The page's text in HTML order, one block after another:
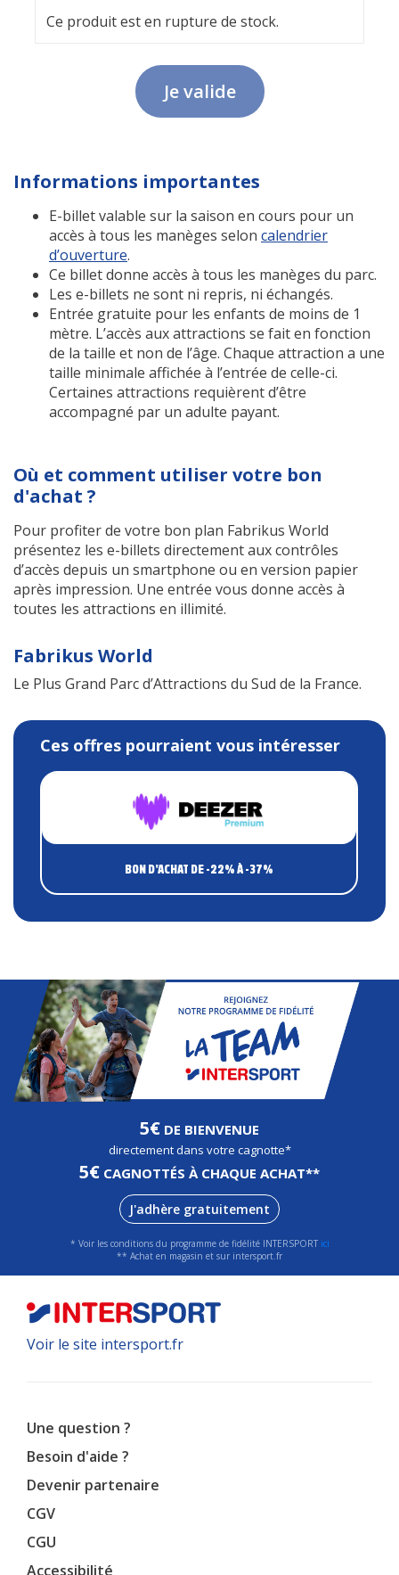
Ce produit est en rupture de stock.
Je valide
Informations importantes
E-billet valable sur la saison en cours pour un
accès à tous les manèges selon calendrier
d’ouverture.
Ce billet donne accès à tous les manèges du parc.
Les e-billets ne sont ni repris, ni échangés.
Entrée gratuite pour les enfants de moins de 1
mètre. L’accès aux attractions se fait en fonction
de la taille et non de l’âge. Chaque attraction a une
taille minimale affichée à l’entrée de celle-ci.
Certaines attractions requièrent d’être
accompagné par un adulte payant.
Où et comment utiliser votre bon
d'achat ?
Pour profiter de votre bon plan Fabrikus World
présentez les e-billets directement aux contrôles
d’accès depuis un smartphone ou en version papier
après impression. Une entrée vous donne accès à
toutes les attractions en illimité.
Fabrikus World
Le Plus Grand Parc d’Attractions du Sud de la France.
Ces offres pourraient vous intéresser
BON D'ACHAT DE -22% À -37%
5€ DE BIENVENUE
directement dans votre cagnotte*
5€ CAGNOTTÉS À CHAQUE ACHAT**
J'adhère gratuitement
* Voir les conditions du programme de fidélité INTERSPORT ici
** Achat en magasin et sur intersport.fr
Voir le site intersport.fr
Une question ?
Besoin d'aide ?
Devenir partenaire
CGV
CGU
Accessibilité